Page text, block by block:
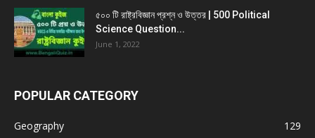
৫০০ টি রাষ্ট্রবিজ্ঞান প্রশ্ন ও উত্তর | 500 Political
Science Question...
June 1, 2022
POPULAR CATEGORY
Geography
129